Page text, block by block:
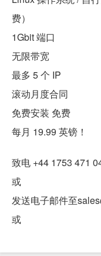
费）
1Gbit 端口
无限带宽
最多 5 个 IP
滚动月度合同
免费安装 免费
每月 19.99 英镑！
致电 +44 1753 471
或
发送电子邮件至
或